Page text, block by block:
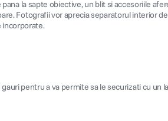
la sapte obiective, un blit si accesoriile
Fotografii vor aprecia separatorul interior
incorporate.
pentru a va permite sa le securizati cu un